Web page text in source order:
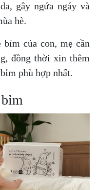
gây ngứa ngáy và
hè.
của con, mẹ cần
đồng thời xin thêm
phù hợp nhất.